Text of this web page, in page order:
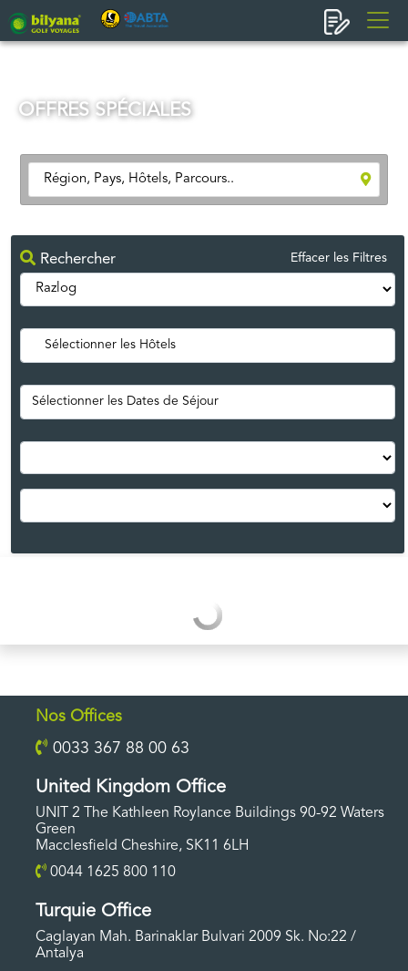
OFFRES SPÉCIALES
Rechercher Effacer les Filtres
Nos Offices
0033 367 88 00 63
United Kingdom Office
UNIT 2 The Kathleen Roylance Buildings 90-92 Waters
Green
Macclesfield Cheshire, SK11 6LH
0044 1625 800 110
Turquie Office
Caglayan Mah. Barinaklar Bulvari 2009 Sk. No:22 /
Antalya